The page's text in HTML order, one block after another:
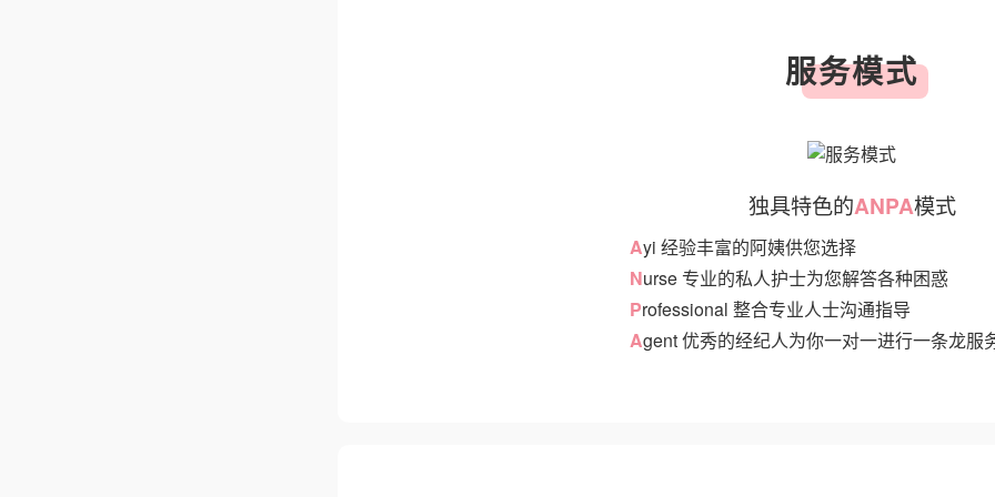
服务模式
独具特色的ANPA模式
Ayi 经验丰富的阿姨供您选择
Nurse 专业的私人护士为您解答各种困惑
Professional 整合专业人士沟通指导
Agent 优秀的经纪人为你一对一进行一条龙服